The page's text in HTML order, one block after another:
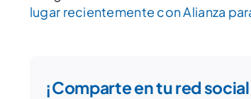
lugar recientemente con Alianza
¡Comparte en tu red